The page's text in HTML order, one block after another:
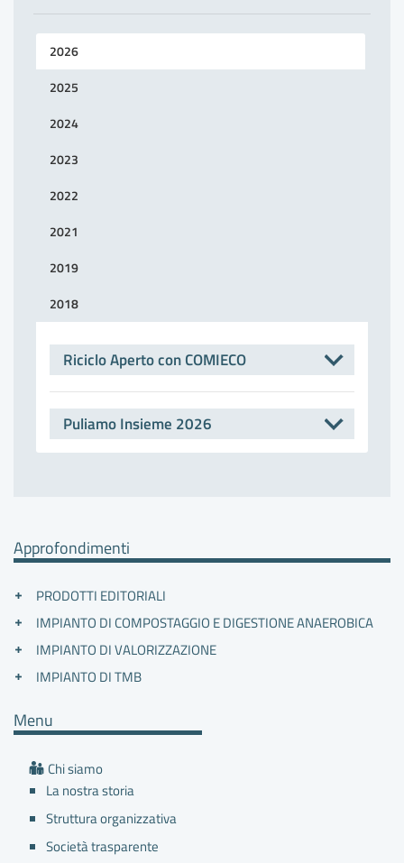
2026
2025
2024
2023
2022
2021
2019
2018
Riciclo Aperto con COMIECO
Puliamo Insieme 2026
Riciclo Aperto 2025
Impianti Aperti 2024
Riciclo Aperto 2024
Puliamo insieme 2024
Riciclo Aperto 2023
Riciclo Aperto
Puliamo insieme
GAIA al Giardino della Salute
AmbienTiAmo
Rici-Quark - 3 edizione
Approfondimenti
PRODOTTI EDITORIALI
IMPIANTO DI COMPOSTAGGIO E DIGESTIONE ANAEROBICA
IMPIANTO DI VALORIZZAZIONE
IMPIANTO DI TMB
Menu
Chi siamo
La nostra storia
Struttura organizzativa
Società trasparente